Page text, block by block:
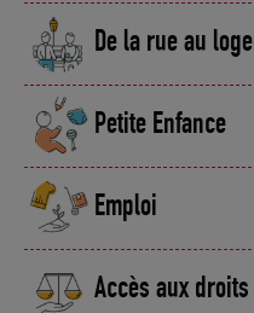
De la rue au
Petite Enfance
Emploi
Accès aux